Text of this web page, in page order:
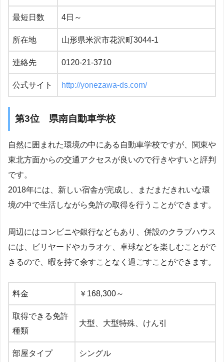
最短日数 4日～
所在地 山形県米沢市花沢町3044-1
連絡先 0120-21-3710
公式サイト http://yonezawa-ds.com/
第3位 県南自動車学校
自然に囲まれた環境の中にある自動車学校ですが、関東や
東北方面からの交通アクセスが良いので行きやすいと評判
です。
2018年には、新しい宿舎が完成し、まだまだきれいな環
境の中で生活しながら免許の取得を行うことができます。
周辺にはコンビニや銀行などもあり、併設のクラブハウス
には、ビリヤードやカラオケ、卓球などを楽しむことがで
きるので、暇を持て余すことなく過ごすことができます。
料金 ￥168,300～
取得できる免許
種類
大型、大型特殊、けん引
部屋タイプ シングル